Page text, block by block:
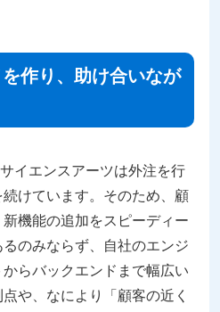
作り、助け合いなが
イエンスアーツは外注を行
けています。そのため、顧
機能の追加をスピーディー
のみならず、自社のエンジ
らバックエンドまで幅広い
や、なにより「顧客の近く